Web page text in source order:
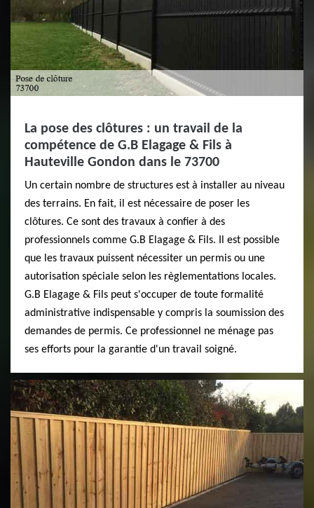
La pose des clôtures : un travail de la
compétence de G.B Elagage & Fils à
Hauteville Gondon dans le 73700
Un certain nombre de structures est à installer au niveau
des terrains. En fait, il est nécessaire de poser les
clôtures. Ce sont des travaux à confier à des
professionnels comme G.B Elagage & Fils. Il est possible
que les travaux puissent nécessiter un permis ou une
autorisation spéciale selon les règlementations locales.
G.B Elagage & Fils peut s'occuper de toute formalité
administrative indispensable y compris la soumission des
demandes de permis. Ce professionnel ne ménage pas
ses efforts pour la garantie d'un travail soigné.